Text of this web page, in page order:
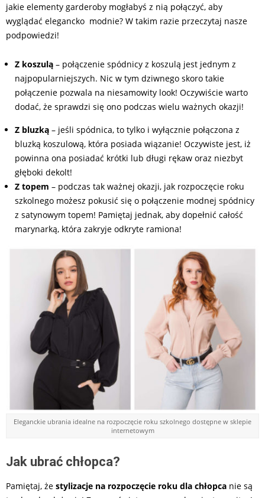
jakie elementy garderoby mogłabyś z nią połączyć, aby
wyglądać elegancko modnie? W takim razie przeczytaj nasze
podpowiedzi!
Z koszulą – połączenie spódnicy z koszulą jest jednym z
najpopularniejszych. Nic w tym dziwnego skoro takie
połączenie pozwala na niesamowity look! Oczywiście warto
dodać, że sprawdzi się ono podczas wielu ważnych okazji!
Z bluzką – jeśli spódnica, to tylko i wyłącznie połączona z
bluzką koszulową, która posiada wiązanie! Oczywiste jest, iż
powinna ona posiadać krótki lub długi rękaw oraz niezbyt
głęboki dekolt!
Z topem – podczas tak ważnej okazji, jak rozpoczęcie roku
szkolnego możesz pokusić się o połączenie modnej spódnicy
z satynowym topem! Pamiętaj jednak, aby dopełnić całość
marynarką, która zakryje odkryte ramiona!
Eleganckie ubrania idealne na rozpoczęcie roku szkolnego dostępne w sklepie
internetowym
Jak ubrać chłopca?
Pamiętaj, że stylizacje na rozpoczęcie roku dla chłopca nie są